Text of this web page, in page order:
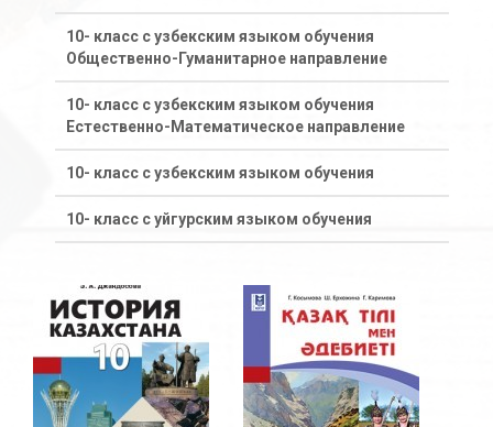
10- класс с узбекским языком обучения
Общественно-Гуманитарное направление
10- класс с узбекским языком обучения
Естественно-Математическое направление
10- класс с узбекским языком обучения
10- класс с уйгурским языком обучения
Общественно-Гуманитарное направление
11- класс с казахским языком обучения
Естественно-Математическое направление
11 класс с казахским языком обучения